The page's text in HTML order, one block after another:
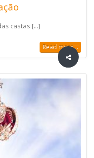
castas [...]
Read more...